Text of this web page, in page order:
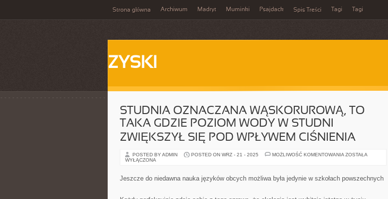
Strona główna Archiwum Madryt Muminki Psajdack Spis Treści Tagi Tagi
ZYSKI
STUDNIA OZNACZANA WĄSKORUROWĄ, TO
TAKA GDZIE POZIOM WODY W STUDNI
ZWIĘKSZYŁ SIĘ POD WPŁYWEM CIŚNIENIA
POSTED BY ADMIN POSTED ON WRZ - 21 - 2025 MOŻLIWOŚĆ KOMENTOWANIA STUDNIA
GDZIE
ZOSTAŁA
WYŁĄCZONA
Jeszcze do niedawna nauka języków obcych możliwa była jedynie w szkołach powszechnych